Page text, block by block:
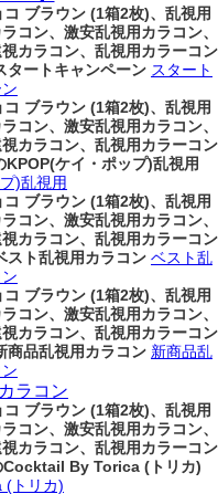
ブラウン (1箱2枚)、乱視用
コン、激安乱視用カラコン、
カラコン、乱視用カラーコン
タートキャンペーン スタート
ブラウン (1箱2枚)、乱視用
コン、激安乱視用カラコン、
カラコン、乱視用カラーコン
ケイ・ポップ)乱視用
)乱視用
ブラウン (1箱2枚)、乱視用
コン、激安乱視用カラコン、
カラコン、乱視用カラーコン
スト乱視用カラコン ベスト乱
ブラウン (1箱2枚)、乱視用
コン、激安乱視用カラコン、
カラコン、乱視用カラーコン
商品乱視用カラコン 新商品乱
ラコン
ブラウン (1箱2枚)、乱視用
コン、激安乱視用カラコン、
カラコン、乱視用カラーコン
Cocktail By Torica (トリカ)
(トリカ)